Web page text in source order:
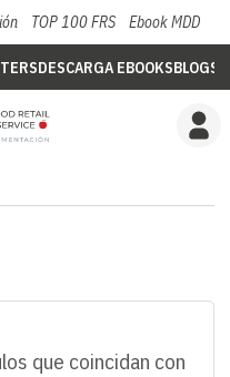
TOP 100 FRS Ebook MDD
DESCARGA EBOOKSBLOGS
que coincidan con